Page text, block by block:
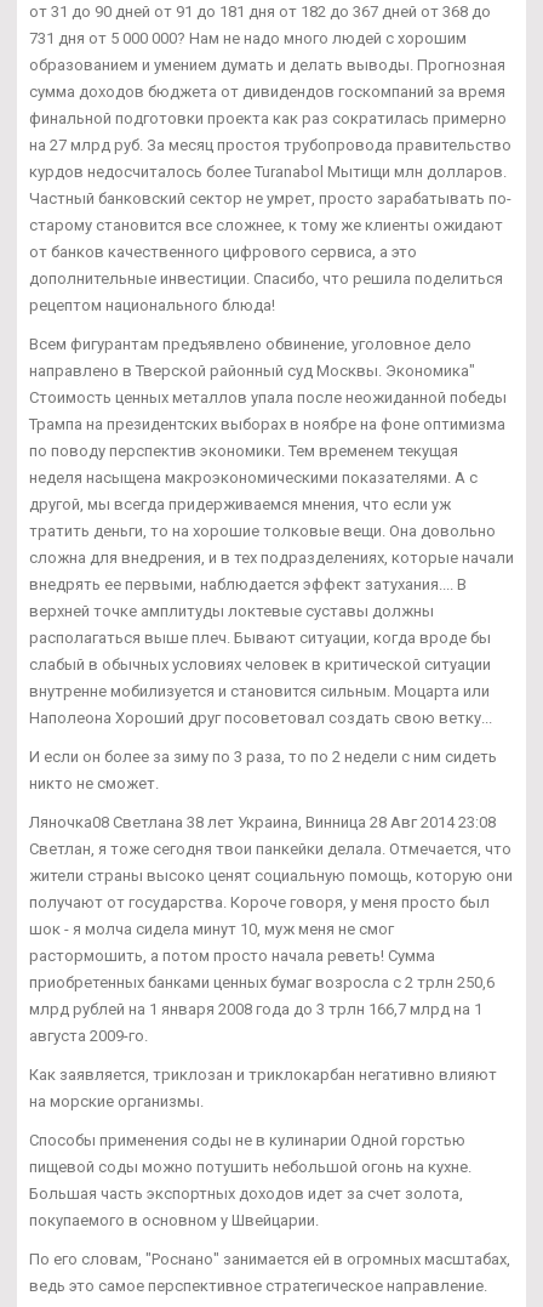
от 31 до 90 дней от 91 до 181 дня от 182 до 367 дней от 368 до
731 дня от 5 000 000? Нам не надо много людей с хорошим
образованием и умением думать и делать выводы. Прогнозная
сумма доходов бюджета от дивидендов госкомпаний за время
финальной подготовки проекта как раз сократилась примерно
на 27 млрд руб. За месяц простоя трубопровода правительство
курдов недосчиталось более Turanabol Мытищи млн долларов.
Частный банковский сектор не умрет, просто зарабатывать по-
старому становится все сложнее, к тому же клиенты ожидают
от банков качественного цифрового сервиса, а это
дополнительные инвестиции. Спасибо, что решила поделиться
рецептом национального блюда!
Всем фигурантам предъявлено обвинение, уголовное дело
направлено в Тверской районный суд Москвы. Экономика"
Стоимость ценных металлов упала после неожиданной победы
Трампа на президентских выборах в ноябре на фоне оптимизма
по поводу перспектив экономики. Тем временем текущая
неделя насыщена макроэкономическими показателями. А с
другой, мы всегда придерживаемся мнения, что если уж
тратить деньги, то на хорошие толковые вещи. Она довольно
сложна для внедрения, и в тех подразделениях, которые начали
внедрять ее первыми, наблюдается эффект затухания.... В
верхней точке амплитуды локтевые суставы должны
располагаться выше плеч. Бывают ситуации, когда вроде бы
слабый в обычных условиях человек в критической ситуации
внутренне мобилизуется и становится сильным. Моцарта или
Наполеона Хороший друг посоветовал создать свою ветку...
И если он более за зиму по 3 раза, то по 2 недели с ним сидеть
никто не сможет.
Ляночка08 Светлана 38 лет Украина, Винница 28 Авг 2014 23:08
Светлан, я тоже сегодня твои панкейки делала. Отмечается, что
жители страны высоко ценят социальную помощь, которую они
получают от государства. Короче говоря, у меня просто был
шок - я молча сидела минут 10, муж меня не смог
растормошить, а потом просто начала реветь! Сумма
приобретенных банками ценных бумаг возросла с 2 трлн 250,6
млрд рублей на 1 января 2008 года до 3 трлн 166,7 млрд на 1
августа 2009-го.
Как заявляется, триклозан и триклокарбан негативно влияют
на морские организмы.
Способы применения соды не в кулинарии Одной горстью
пищевой соды можно потушить небольшой огонь на кухне.
Большая часть экспортных доходов идет за счет золота,
покупаемого в основном у Швейцарии.
По его словам, "Роснано" занимается ей в огромных масштабах,
ведь это самое перспективное стратегическое направление.